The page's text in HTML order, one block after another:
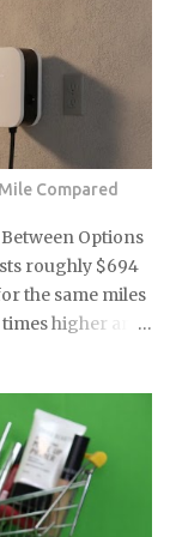
$506M non-
loss. Source:
quarterly
in Q1 2026 the
the thematic
were priced
Compared
Options
roughly $694
the same miles
higher and
your
as the
120-volt
that ships
entry point for